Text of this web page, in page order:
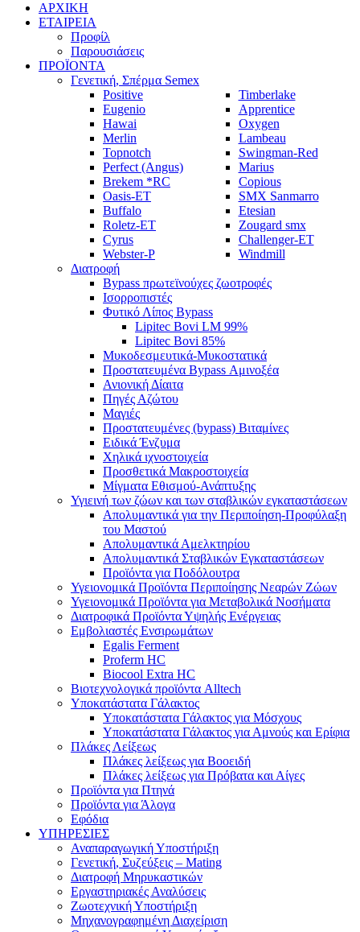
ΑΡΧΙΚΗ
ΕΤΑΙΡΕΙΑ
Προφίλ
Παρουσιάσεις
ΠΡΟΪΟΝΤΑ
Γενετική, Σπέρμα Semex
Positive
Eugenio
Hawai
Merlin
Topnotch
Perfect (Angus)
Brekem *RC
Oasis-ET
Buffalo
Roletz-ET
Cyrus
Webster-P
Timberlake
Apprentice
Oxygen
Lambeau
Swingman-Red
Marius
Copious
SMX Sanmarro
Etesian
Zougard smx
Challenger-ET
Windmill
Διατροφή
Bypass πρωτεϊνούχες ζωοτροφές
Ισορροπιστές
Φυτικό Λίπος Bypass
Lipitec Bovi LM 99%
Lipitec Bovi 85%
Μυκοδεσμευτικά-Μυκοστατικά
Προστατευμένα Bypass Αμινοξέα
Ανιονική Δίαιτα
Πηγές Αζώτου
Μαγιές
Προστατευμένες (bypass) Βιταμίνες
Ειδικά Ένζυμα
Χηλικά ιχνοστοιχεία
Προσθετικά Μακροστοιχεία
Μίγματα Εθισμού-Ανάπτυξης
Υγιεινή των ζώων και των σταβλικών εγκαταστάσεων
Απολυμαντικά για την Περιποίηση-Προφύλαξη
του Μαστού
Απολυμαντικά Αμελκτηρίου
Απολυμαντικά Σταβλικών Εγκαταστάσεων
Προϊόντα για Ποδόλουτρα
Υγειονομικά Προϊόντα Περιποίησης Νεαρών Ζώων
Υγειονομικά Προϊόντα για Μεταβολικά Νοσήματα
Διατροφικά Προϊόντα Υψηλής Ενέργειας
Εμβολιαστές Ενσιρωμάτων
Egalis Ferment
Proferm HC
Biocool Extra HC
Βιοτεχνολογικά προϊόντα Alltech
Υποκατάστατα Γάλακτος
Υποκατάστατα Γάλακτος για Μόσχους
Υποκατάστατα Γάλακτος για Αμνούς και Ερίφια
Πλάκες Λείξεως
Πλάκες λείξεως για Βοοειδή
Πλάκες λείξεως για Πρόβατα και Αίγες
Προϊόντα για Πτηνά
Προϊόντα για Άλογα
Εφόδια
ΥΠΗΡΕΣΙΕΣ
Αναπαραγωγική Υποστήριξη
Γενετική, Συζεύξεις – Mating
Διατροφή Μηρυκαστικών
Εργαστηριακές Αναλύσεις
Ζωοτεχνική Υποστήριξη
Μηχανογραφημένη Διαχείριση